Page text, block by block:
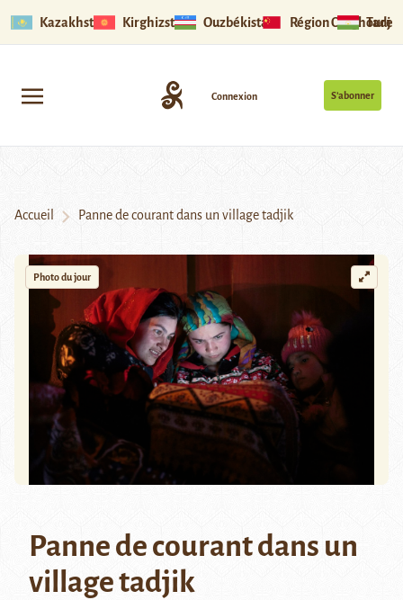
Kazakhstan Kirghizstan Ouzbékistan Région Ouïghoure
S’abonner
Connexion
Accueil Panne de courant dans un village tadjik
Photo du jour
Panne de courant dans un
village tadjik